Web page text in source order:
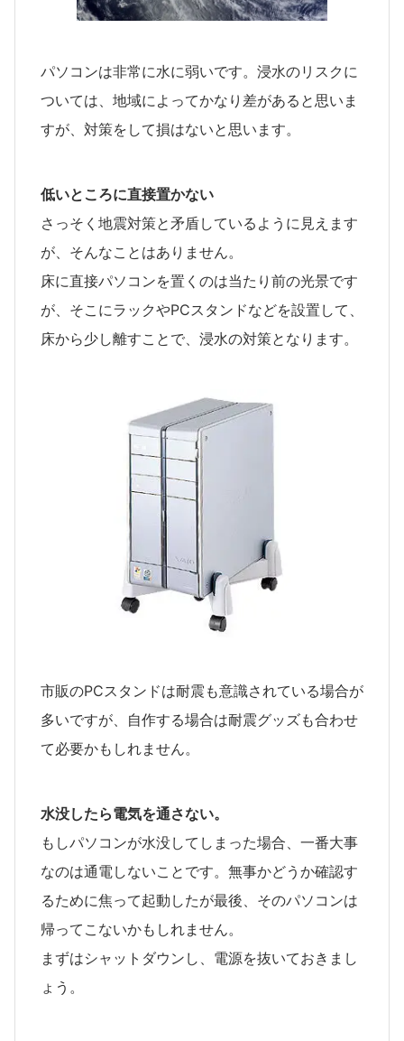
パソコンは非常に水に弱いです。浸水のリスクに
ついては、地域によってかなり差があると思いま
すが、対策をして損はないと思います。
低いところに直接置かない
さっそく地震対策と矛盾しているように見えます
が、そんなことはありません。
床に直接パソコンを置くのは当たり前の光景です
が、そこにラックやPCスタンドなどを設置して、
床から少し離すことで、浸水の対策となります。
市販のPCスタンドは耐震も意識されている場合が
多いですが、自作する場合は耐震グッズも合わせ
て必要かもしれません。
水没したら電気を通さない。
もしパソコンが水没してしまった場合、一番大事
なのは通電しないことです。無事かどうか確認す
るために焦って起動したが最後、そのパソコンは
帰ってこないかもしれません。
まずはシャットダウンし、電源を抜いておきまし
ょう。